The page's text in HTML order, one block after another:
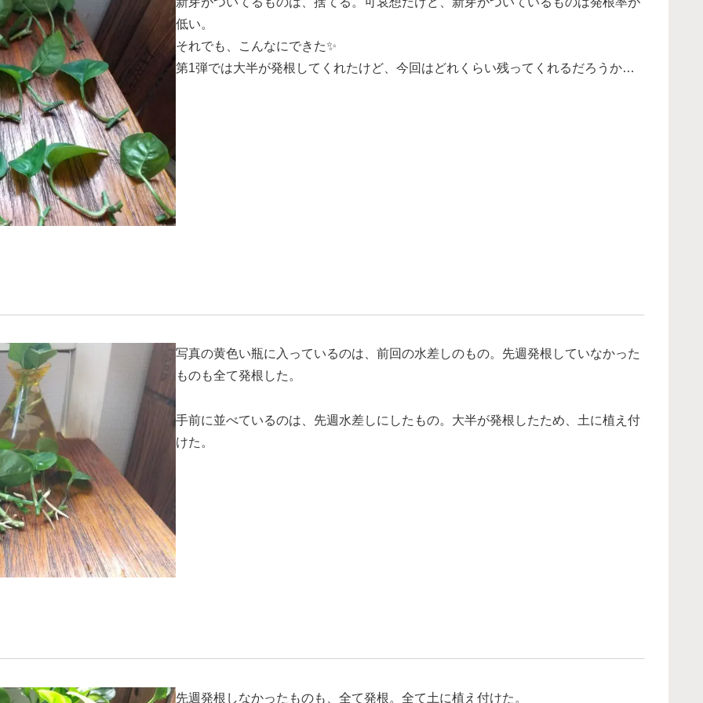
低い。
それでも、こんなにできた✨
第1弾では大半が発根してくれたけど、今回はどれくらい残ってくれるだろうか…
写真の黄色い瓶に入っているのは、前回の水差しのもの。先週発根していなかった
ものも全て発根した。
手前に並べているのは、先週水差しにしたもの。大半が発根したため、土に植え付
けた。
先週発根しなかったものも、全て発根。全て土に植え付けた。